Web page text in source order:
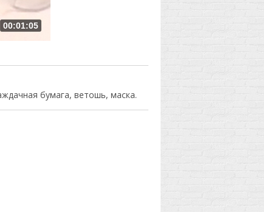
00:01:05
бумага, ветошь, маска.